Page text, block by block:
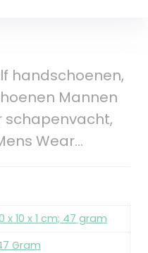
handschoenen,
Mannen
schapenvacht,
Wear…
x 10 x 1 cm; 47 gram
Gram